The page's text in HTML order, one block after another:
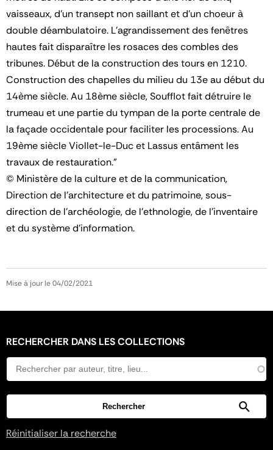
vaisseaux, d'un transept non saillant et d'un choeur à
double déambulatoire. L'agrandissement des fenêtres
hautes fait disparaître les rosaces des combles des
tribunes. Début de la construction des tours en 1210.
Construction des chapelles du milieu du 13e au début du
14ème siècle. Au 18ème siècle, Soufflot fait détruire le
trumeau et une partie du tympan de la porte centrale de
la façade occidentale pour faciliter les processions. Au
19ème siècle Viollet-le-Duc et Lassus entâment les
travaux de restauration."
© Ministère de la culture et de la communication,
Direction de l'architecture et du patrimoine, sous-
direction de l'archéologie, de l'ethnologie, de l'inventaire
et du système d'information.
Mise à jour le 04/02/2021
RECHERCHER DANS LES COLLECTIONS
Réinitialiser la recherche